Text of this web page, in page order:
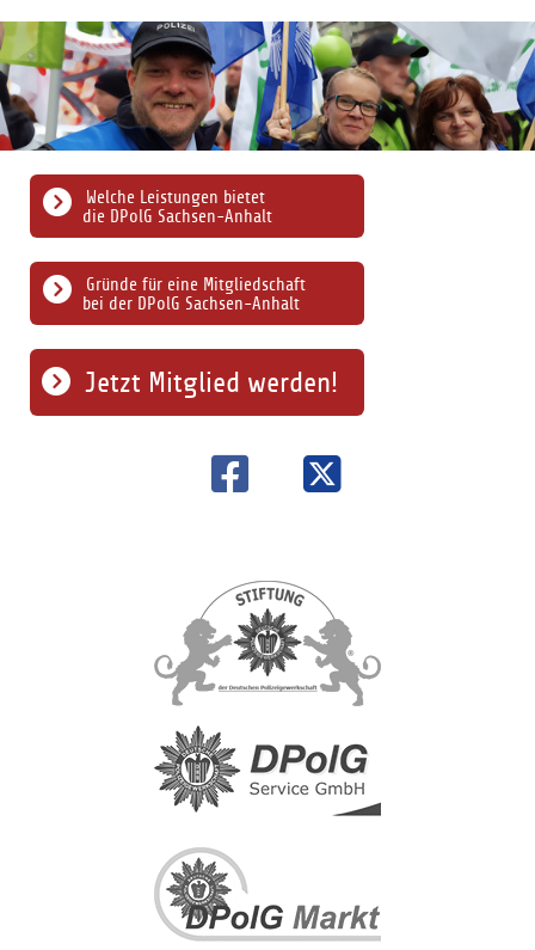
Gründe für eine Mitgliedschaft
bei der DPolG Sachsen-Anhalt
Welche Leistungen bietet
die DPolG Sachsen-Anhalt
Jetzt Mitglied werden!